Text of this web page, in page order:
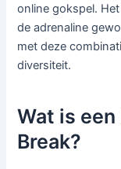
online gokspel.
de adrenaline
met deze
diversiteit.
Wat is een
Break?